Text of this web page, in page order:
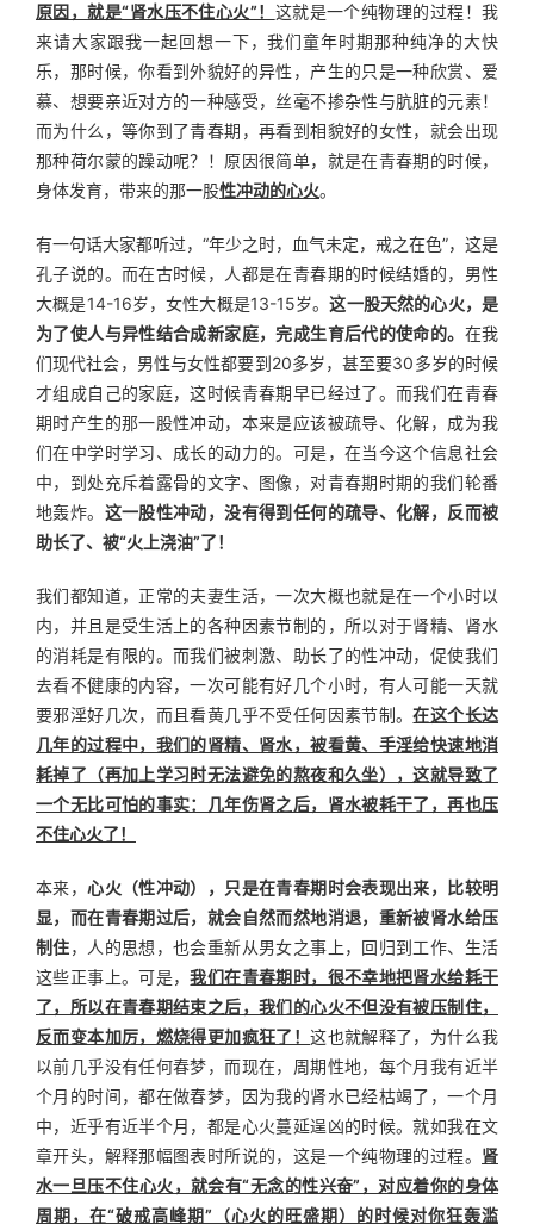
原因，就是“肾水压不住心火”！ 这就是一个纯物理的过程！我
来请大家跟我一起回想一下，我们童年时期那种纯净的大快
乐，那时候，你看到外貌好的异性，产生的只是一种欣赏、爱
慕、想要亲近对方的一种感受，丝毫不掺杂性与肮脏的元素！
而为什么，等你到了青春期，再看到相貌好的女性，就会出现
那种荷尔蒙的躁动呢？！原因很简单，就是在青春期的时候，
身体发育，带来的那一股性冲动的心火。
有一句话大家都听过，“年少之时，血气未定，戒之在色”，这是
孔子说的。而在古时候，人都是在青春期的时候结婚的，男性
大概是14-16岁，女性大概是13-15岁。这一股天然的心火，是
为了使人与异性结合成新家庭，完成生育后代的使命的。 在我
们现代社会，男性与女性都要到20多岁，甚至要30多岁的时候
才组成自己的家庭，这时候青春期早已经过了。而我们在青春
期时产生的那一股性冲动，本来是应该被疏导、化解，成为我
们在中学时学习、成长的动力的。可是，在当今这个信息社会
中，到处充斥着露骨的文字、图像，对青春期时期的我们轮番
地轰炸。 这一股性冲动，没有得到任何的疏导、化解，反而被
助长了、被“火上浇油”了！
我们都知道，正常的夫妻生活，一次大概也就是在一个小时以
内，并且是受生活上的各种因素节制的，所以对于肾精、肾水
的消耗是有限的。而我们被刺激、助长了的性冲动，促使我们
去看不健康的内容，一次可能有好几个小时，有人可能一天就
要邪淫好几次，而且看黄几乎不受任何因素节制。在这个长达
几年的过程中，我们的肾精、肾水，被看黄、手淫给快速地消
耗掉了（再加上学习时无法避免的熬夜和久坐），这就导致了
一个无比可怕的事实：几年伤肾之后，肾水被耗干了，再也压
不住心火了！
本来，心火（性冲动），只是在青春期时会表现出来，比较明
显，而在青春期过后，就会自然而然地消退，重新被肾水给压
制住，人的思想，也会重新从男女之事上，回归到工作、生活
这些正事上。可是，我们在青春期时，很不幸地把肾水给耗干
了，所以在青春期结束之后，我们的心火不但没有被压制住，
反而变本加厉，燃烧得更加疯狂了！这也就解释了，为什么我
以前几乎没有任何春梦，而现在，周期性地，每个月我有近半
个月的时间，都在做春梦，因为我的肾水已经枯竭了，一个月
中，近乎有近半个月，都是心火蔓延逞凶的时候。就如我在文
章开头，解释那幅图表时所说的，这是一个纯物理的过程。 肾
水一旦压不住心火，就会有“无念的性兴奋”，对应着你的身体
周期，在“破戒高峰期”（心火的旺盛期）的时候对你狂轰滥